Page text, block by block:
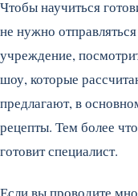
Чтобы научиться
не нужно
учреждение,
шоу, которые
предлагают, в
рецепты. Тем более
готовит специалист.